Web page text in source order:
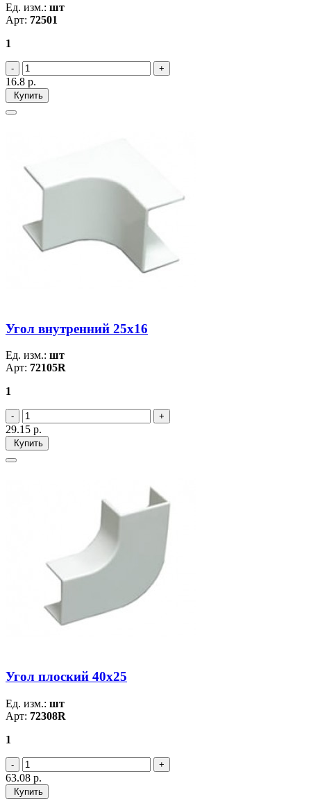
Ед. изм.: шт
Арт: 72501
1
16.8 р.
Купить
Угол внутренний 25х16
Ед. изм.: шт
Арт: 72105R
1
29.15 р.
Купить
Угол плоский 40х25
Ед. изм.: шт
Арт: 72308R
1
63.08 р.
Купить